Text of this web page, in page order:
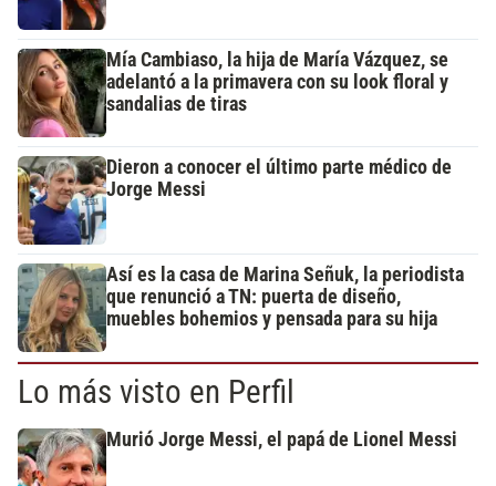
Mía Cambiaso, la hija de María Vázquez, se
adelantó a la primavera con su look floral y
sandalias de tiras
Dieron a conocer el último parte médico de
Jorge Messi
Así es la casa de Marina Señuk, la periodista
que renunció a TN: puerta de diseño,
muebles bohemios y pensada para su hija
Lo más visto en Perfil
Murió Jorge Messi, el papá de Lionel Messi